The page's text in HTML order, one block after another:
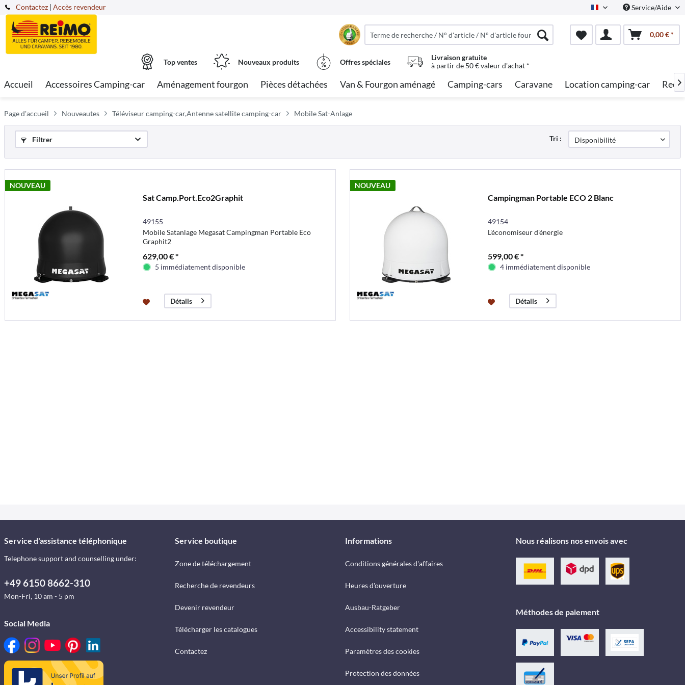
Contactez French Service/Aide
| Accès revendeur
0,00 € *
Top ventes Nouveaux produits Offres spéciales
Livraison gratuite
à partir de 50 € valeur d'achat *
Accueil Accessoires Camping-car Aménagement fourgon Pièces détachées Van & Fourgon aménagé Camping-cars Caravane Location camping-car 
Page d'accueil Nouveautes Téléviseur camping-car,Antenne satellite camping-car Mobile Sat-Anlage
Filtrer Tri :
NOUVEAU
Sat Camp.Port.Eco2Graphit
49155
Mobile Satanlage Megasat Campingman Portable Eco
Graphit2
629,00 € *
5 immédiatement disponible
Détails
NOUVEAU
Campingman Portable ECO 2 Blanc
49154
L'économiseur d'énergie
599,00 € *
4 immédiatement disponible
Détails
Service d'assistance téléphonique
Telephone support and counselling under:
+49 6150 8662-310
Mon-Fri, 10 am - 5 pm
Social Media
Service boutique
Zone de téléchargement
Recherche de revendeurs
Devenir revendeur
Télécharger les catalogues
Contactez
Informations
Conditions générales d'affaires
Heures d'ouverture
Ausbau-Ratgeber
Accessibility statement
Paramètres des cookies
Protection des données
Nous réalisons nos envois avec
Méthodes de paiement